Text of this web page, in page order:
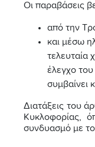
Οι παραβάσεις
από την
και μέσω
τελευταία
έλεγχο
συμβαίνει
Διατάξεις του
Κυκλοφορίας,
συνδυασμό με